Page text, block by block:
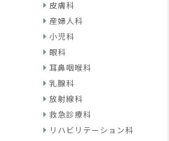
皮膚科
産婦人科
小児科
眼科
耳鼻咽喉科
乳腺科
放射線科
救急診療科
リハビリテーション科